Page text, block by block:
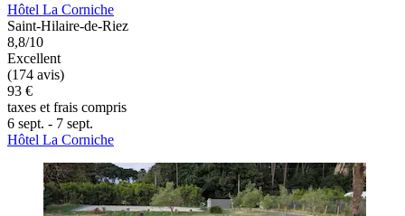
Hôtel La Corniche
Saint-Hilaire-de-Riez
8,8/10
Excellent
(174 avis)
93 €
taxes et frais compris
6 sept. - 7 sept.
Hôtel La Corniche